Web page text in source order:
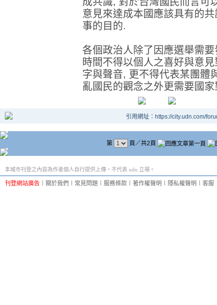
意見來達成本國應該具有的
事的目的.
各個政治人除了因應選舉需
時間不得以個人之喜好與意
字與聲音, 更不得代表某團體
亂國民的觀念之外更需要國
引用網址：https://city.udn.com/
第 頁／共2頁
本城市刊登之內容為作者個人自行提供上傳，不代表 udn 立場。
刊登網站廣告 關於我們 常見問題 服務條款 著作權聲明 隱私權聲明 客服